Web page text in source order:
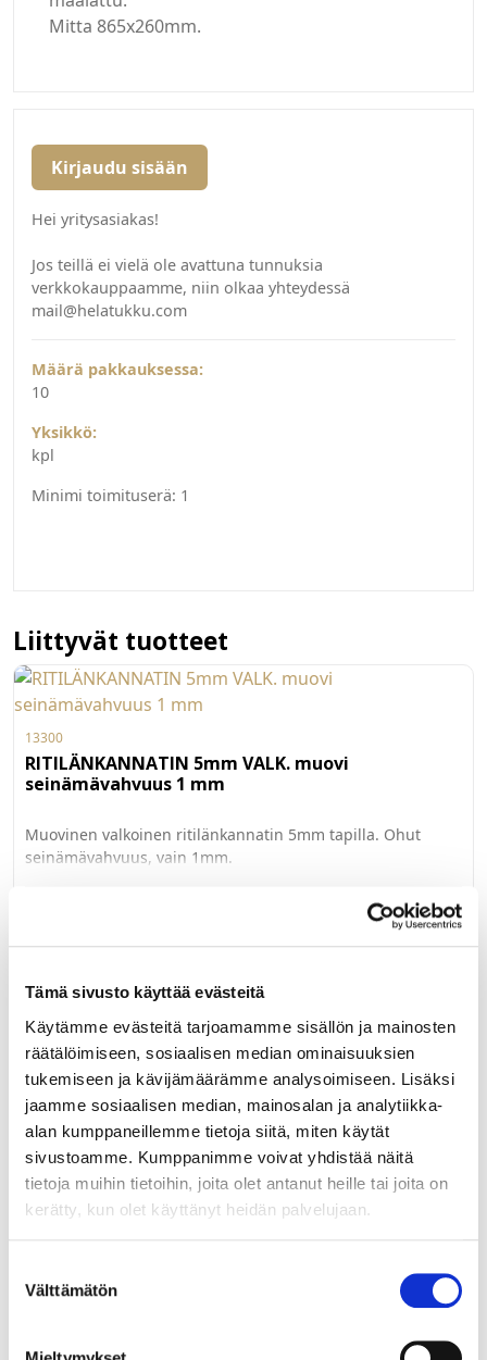
Tämä sivusto käyttää evästeitä
Käytämme evästeitä tarjoamamme sisällön ja mainosten
räätälöimiseen, sosiaalisen median ominaisuuksien
tukemiseen ja kävijämäärämme analysoimiseen. Lisäksi
jaamme sosiaalisen median, mainosalan ja analytiikka-
alan kumppaneillemme tietoja siitä, miten käytät
sivustoamme. Kumppanimme voivat yhdistää näitä
tietoja muihin tietoihin, joita olet antanut heille tai joita on
kerätty, kun olet käyttänyt heidän palvelujaan.
valinta
Välttämätön
Mitta 865x260mm.
Kirjaudu sisään
Hei yritysasiakas!
Jos teillä ei vielä ole avattuna tunnuksia
verkkokauppaamme, niin olkaa yhteydessä
mail@helatukku.com
Määrä pakkauksessa:
10
Yksikkö:
kpl
Minimi toimituserä: 1
Liittyvät tuotteet
13300
RITILÄNKANNATIN 5mm VALK. muovi
seinämävahvuus 1 mm
Muovinen valkoinen ritilänkannatin 5mm tapilla. Ohut
seinämävahvuus, vain 1mm.
91067009
Tasohylly 865 mm antrasiitti
Kotimainen astiakaapin tasoritilä antrasiitti maalattu. Mitta
LUE LISÄÄ »
Antrasiitin värinen ritilänkannatinlista astiakaapinhyllyille.
ruuveilla. Myydään pareittain. Tappien säätöväli 185 - 240